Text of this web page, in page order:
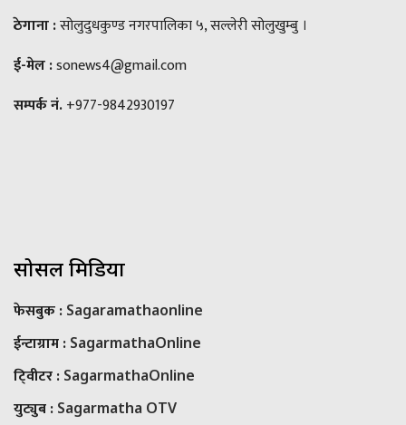
ठेगाना :सोलुदुधकुण्ड नगरपालिका ५, सल्लेरी सोलुखुम्बु ।
ई-मेल :sonews4@gmail.com
सम्पर्क नं.+977-9842930197
सोसल मिडिया
फेसबुक : Sagaramathaonline
ईन्टाग्राम : SagarmathaOnline
टि्वीटर : SagarmathaOnline
युट्युब : Sagarmatha OTV